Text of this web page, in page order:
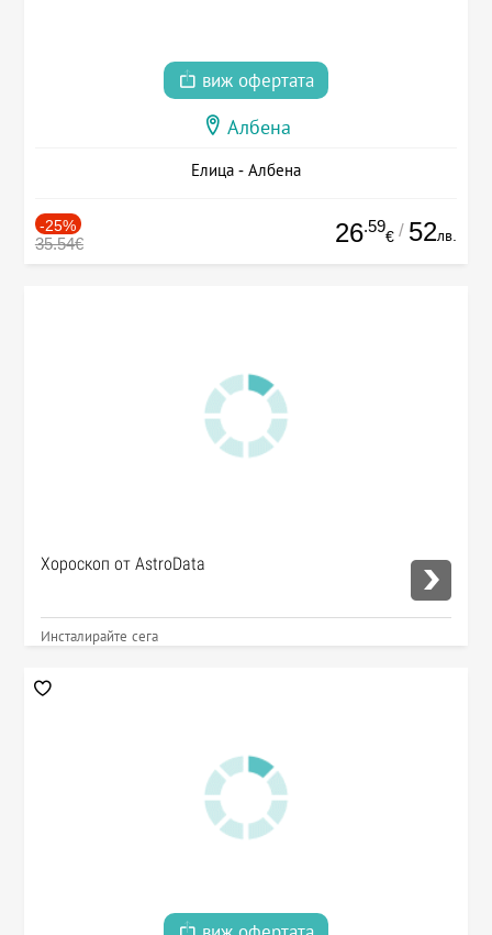
виж офертата
Албена
Елица - Албена
-25%
35.54€ 26.59
€ / 52лв.
Хороскоп от AstroData
Инсталирайте сега